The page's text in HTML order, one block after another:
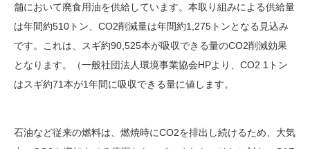
舗において廃食用油を供給しています。本取り組みによる供給量
は年間約510トン、CO2削減量は年間約1,275トンとなる見込み
です。これは、スギ約90,525本が吸収できる量のCO2削減効果
となります。（一般社団法人環境事業協会HPより、CO2 1トン
はスギ約71本が1年間に吸収できる量に値します。
石油など従来の燃料は、燃焼時にCO2を排出し続けるため、大気